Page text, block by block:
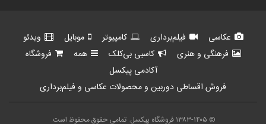
عکاسی فیلم‌برداری کامپیوتر موبایل
ویدئو
فرهنگی و هنری
کاسبی بی‌کلک همه
فروشگاه
آکادمی پیکسل
فروش اقساطی دوربین و محصولات عکاسی و فیلم‌برداری
© ۱۳۸۳-۱۴۰۵ فروشگاه پیکسل. تمامی حقوق محفوظ است.